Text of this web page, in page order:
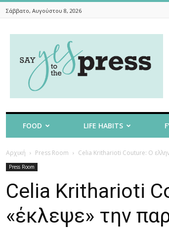
Σάββατο, Αυγούστου 8, 2026
To
The
FOOD LIFE HABITS
Αρχική Press Room Celia Kritharioti Couture: Ο
Press Room
Celia Kritharioti
«έκλεψε» την